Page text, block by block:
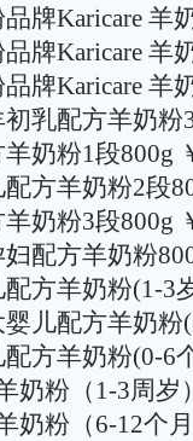
牌Karicare 羊
牌Karicare 羊
牌Karicare 羊
乳配方羊奶粉
奶粉1段800g
方羊奶粉2段
奶粉3段800g
配方羊奶粉
方羊奶粉(1-3
儿配方羊奶粉
方羊奶粉(0-6
奶粉（1-3周岁
奶粉（6-12个